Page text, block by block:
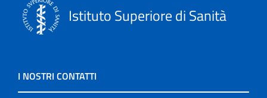
Istituto Superiore di Sanità
I NOSTRI CONTATTI